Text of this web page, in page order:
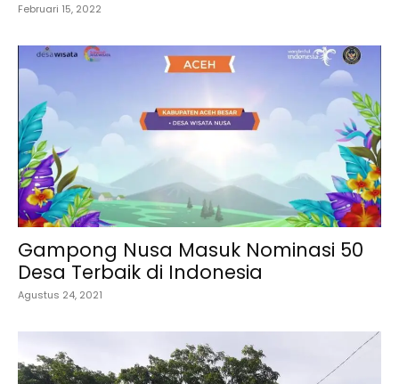
Februari 15, 2022
Gampong Nusa Masuk Nominasi 50
Desa Terbaik di Indonesia
Agustus 24, 2021